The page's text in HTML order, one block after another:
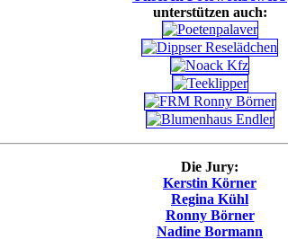
unterstützen auch:
Die Jury:
Kerstin Körner
Regina Kühl
Ronny Börner
Nadine Bormann